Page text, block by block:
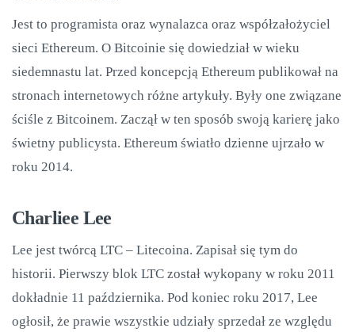
Jest to programista oraz wynalazca oraz współzałożyciel
sieci Ethereum. O Bitcoinie się dowiedział w wieku
siedemnastu lat. Przed koncepcją Ethereum publikował na
stronach internetowych różne artykuły. Były one związane
ściśle z Bitcoinem. Zaczął w ten sposób swoją karierę jako
świetny publicysta. Ethereum światło dzienne ujrzało w
roku 2014.
Charliee Lee
Lee jest twórcą LTC – Litecoina. Zapisał się tym do
historii. Pierwszy blok LTC został wykopany w roku 2011
dokładnie 11 października. Pod koniec roku 2017, Lee
ogłosił, że prawie wszystkie udziały sprzedał ze względu